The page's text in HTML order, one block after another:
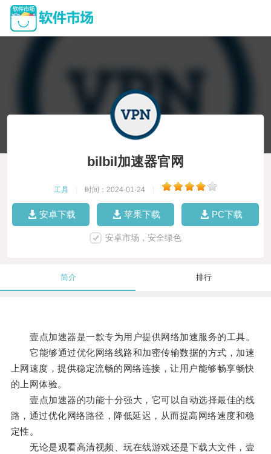
bilbil加速器官网
工具 时间：2024-01-24
安卓下载 苹果下载 PC下载
安卓市场，安全绿色
简介 排行
壹点加速器是一款专为用户提供网络加速服务的工具。
它能够通过优化网络线路和加密传输数据的方式，加速
上网速度，提供稳定流畅的网络连接，让用户能够畅享畅快
的上网体验。
壹点加速器的功能十分强大，它可以自动选择最佳的线
路，通过优化网络路径，降低延迟，从而提高网络速度和稳
定性。
无论是观看高清视频、玩在线游戏还是下载大文件，壹